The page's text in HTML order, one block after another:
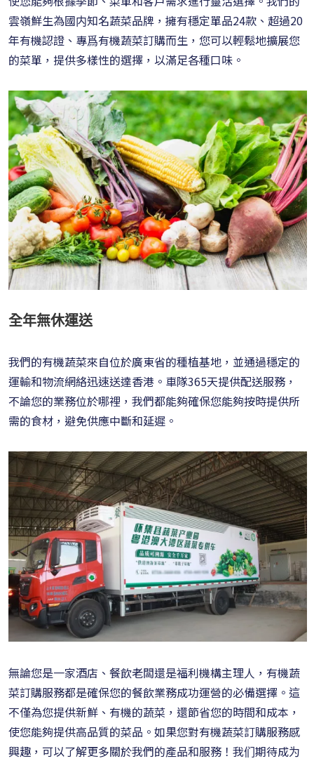
雲嶺鮮生為國内知名蔬菜品牌，擁有穩定單品24款、超過20
年有機認證、專爲有機蔬菜訂購而生，您可以輕鬆地擴展您
的菜單，提供多樣性的選擇，以滿足各種口味。
全年無休運送
我們的有機蔬菜來自位於廣東省的種植基地，並通過穩定的
運輸和物流網絡迅速送達香港。車隊365天提供配送服務，
不論您的業務位於哪裡，我們都能夠確保您能夠按時提供所
需的食材，避免供應中斷和延遲。
無論您是一家酒店、餐飲老闆還是福利機構主理人，有機蔬
菜訂購服務都是確保您的餐飲業務成功運營的必備選擇。這
不僅為您提供新鮮、有機的蔬菜，還節省您的時間和成本，
使您能夠提供高品質的菜品。如果您對有機蔬菜訂購服務感
興趣，可以了解更多關於我們的產品和服務！我们期待成为